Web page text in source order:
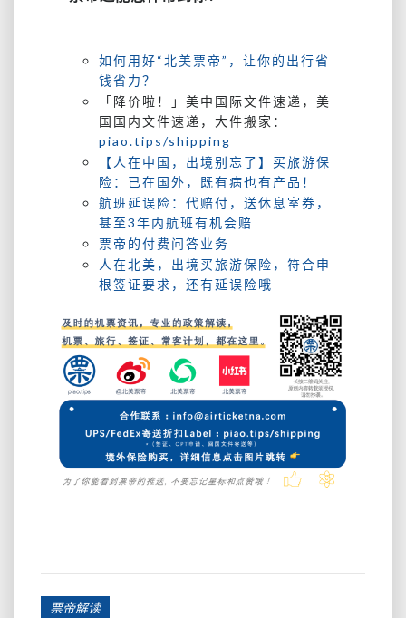
如何用好“北美票帝”，让你的出行省
钱省力？
「降价啦！」美中国际文件速递，美
国国内文件速递，大件搬家：
piao.tips/shipping
【人在中国，出境别忘了】买旅游保
险：已在国外，既有病也有产品！
航班延误险：代赔付，送休息室券，
甚至3年内航班有机会赔
票帝的付费问答业务
人在北美，出境买旅游保险，符合申
根签证要求，还有延误险哦
票帝解读